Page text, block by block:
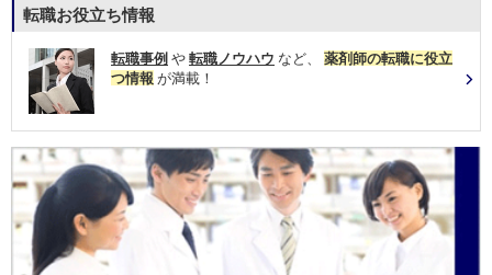
転職お役立ち情報
転職事例 や 転職ノウハウ など、 薬剤師の転職に役立
つ情報 が満載！